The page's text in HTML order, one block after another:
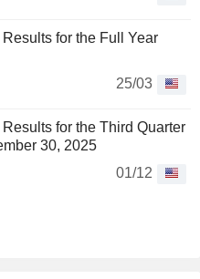
for the Full Year
25/03
for the Third Quarter
30, 2025
01/12